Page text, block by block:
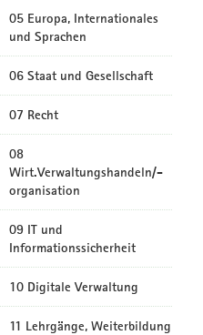
05 Europa, Internationales
und Sprachen
06 Staat und Gesellschaft
07 Recht
08
Wirt.Verwaltungshandeln/-
organisation
09 IT und
Informationssicherheit
10 Digitale Verwaltung
11 Lehrgänge, Weiterbildung